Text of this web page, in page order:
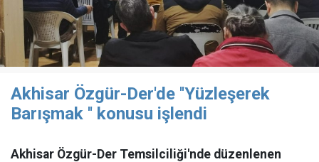
Akhisar Özgür-Der'de ''Yüzleşerek
Barışmak '' konusu işlendi
Akhisar Özgür-Der Temsilciliği'nde düzenlenen